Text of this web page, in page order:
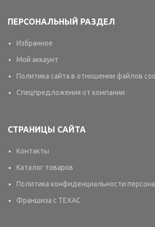
ПЕРСОНАЛЬНЫЙ РАЗДЕЛ
Избранное
Мой аккаунт
Политика сайта в отношении файлов
Спецпредложения от компании
СТРАНИЦЫ САЙТА
Контакты
Каталог товаров
Политика конфиденциальности
Франшиза с TEXAC